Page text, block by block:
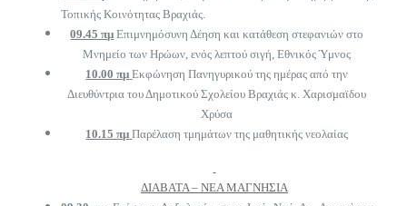
Τοπικής Κοινότητας Βραχιάς.
09.45 πμ Επιμνημόσυνη Δέηση και κατάθεση στεφανιών στο
Μνημείο των Ηρώων, ενός λεπτού σιγή, Εθνικός Ύμνος
10.00 πμ Εκφώνηση Πανηγυρικού της ημέρας από την
Διευθύντρια του Δημοτικού Σχολείου Βραχιάς κ. Χαρισμαϊδου
Χρύσα
10.15 πμ Παρέλαση τμημάτων της μαθητικής νεολαίας
ΔΙΑΒΑΤΑ – ΝΕΑ ΜΑΓΝΗΣΙΑ